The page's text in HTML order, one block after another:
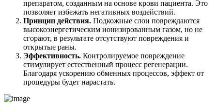
препаратом, созданным на основе крови пациента. Это
позволяет избежать негативных воздействий.
Принцип действия. Подкожные слои повреждаются
высокоэнергетическим ионизированным газом, но не
сгорают, в результате отсутствуют повреждения и
открытые раны.
Эффективность. Контролируемое повреждение
стимулирует естественный процесс регенерации.
Благодаря ускорению обменных процессов, эффект от
процедуры будет нарастать.